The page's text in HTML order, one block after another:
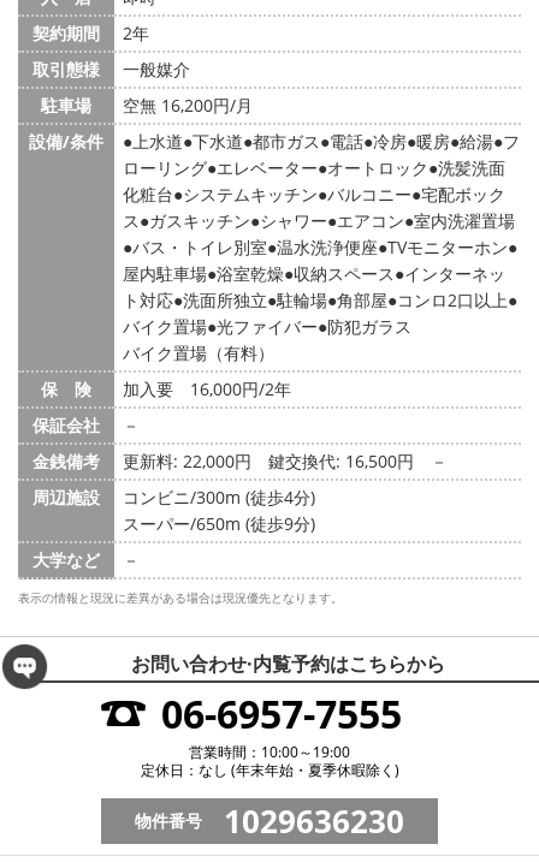
契約期間
2年
取引態様
一般媒介
駐車場
空無 16,200円/月
設備/条件
上水道 下水道 都市ガス 電話 冷房 暖房 給湯 フ
ローリング エレベーター オートロック 洗髪洗面
化粧台 システムキッチン バルコニー 宅配ボック
ス ガスキッチン シャワー エアコン 室内洗濯置場
バス・トイレ別室 温水洗浄便座 TVモニターホン
屋内駐車場 浴室乾燥 収納スペース インターネッ
ト対応 洗面所独立 駐輪場 角部屋 コンロ2口以上
バイク置場 光ファイバー 防犯ガラス
バイク置場（有料）
保 険
加入要 16,000円/2年
保証会社
－
金銭備考
更新料: 22,000円 鍵交換代: 16,500円
－
周辺施設
コンビニ/300m (徒歩4分)
スーパー/650m (徒歩9分)
大学など
－
表示の情報と現況に差異がある場合は現況優先となります。
お問い合わせ·内覧予約はこちらから
06-6957-7555
営業時間：10:00～19:00
定休日：なし (年末年始・夏季休暇除く)
物件番号 1029636230